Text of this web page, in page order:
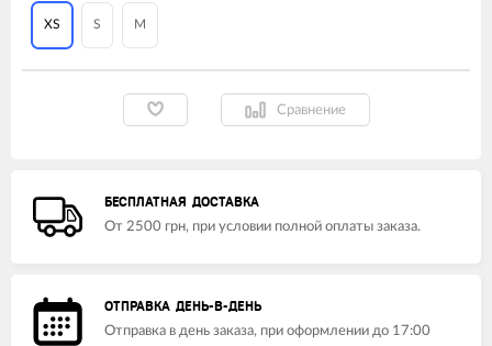
XS S M
Сравнение
БЕСПЛАТНАЯ ДОСТАВКА
От 2500 грн, при условии полной оплаты заказа.
ОТПРАВКА ДЕНЬ-В-ДЕНЬ
Отправка в день заказа, при оформлении до 17:00